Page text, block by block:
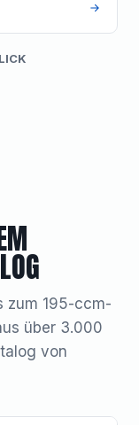
zum 195-ccm-
über 3.000
von